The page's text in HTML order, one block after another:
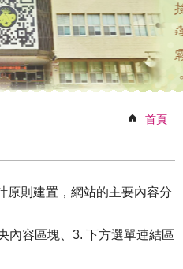
首頁
原則建置，網站的主要內容分
內容區塊、3. 下方選單連結區